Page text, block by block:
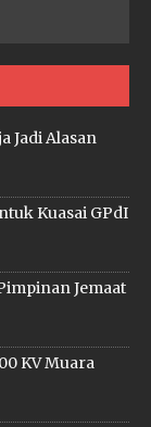
Jadi Alasan
Kuasai GPdI
Jemaat
KV Muara